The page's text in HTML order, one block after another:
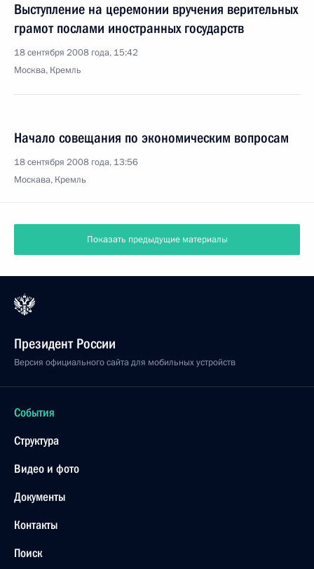
Выступление на церемонии вручения верительных
грамот послами иностранных государств
18 сентября 2008 года, 15:42
Москва, Кремль
Начало совещания по экономическим вопросам
18 сентября 2008 года, 13:56
Москава, Кремль
Показать предыдущие материалы
Президент России
Версия официального сайта для мобильных устройств
События
Структура
Видео и фото
Документы
Контакты
Поиск